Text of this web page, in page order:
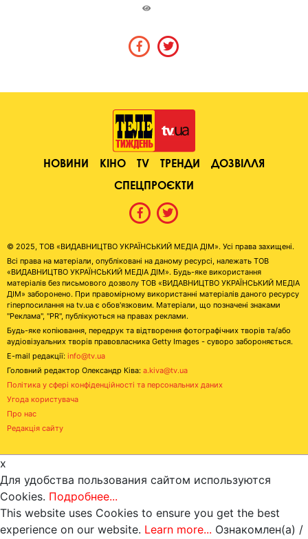
НОВИНИ КІНО TV ТРЕНДИ
ДОЗВІЛЛЯ
СПЕЦПРОЄКТИ
© 2025, ТОВ «ВИДАВНИЦТВО УКРАЇНСЬКИЙ МЕДІА ДІМ». Усі права захищені.
Всі права на матеріали, опубліковані на даному ресурсі, належать ТОВ
«ВИДАВНИЦТВО УКРАЇНСЬКИЙ МЕДІА ДІМ». Будь-яке використання
матеріалів без письмового дозволу ТОВ «ВИДАВНИЦТВО УКРАЇНСЬКИЙ МЕДІА
ДІМ» заборонено. При правомірному використанні матеріалів даного ресурсу
гіперпосилання на tv.ua є обов'язковим. Матеріали, що позначені знаками
"Реклама", "PR", публікуються на правах реклами.
Будь-яке копіювання, передрук та відтворення фотографічних творів та/або
аудіовізуальних творів правовласника Getty Images - суворо забороняється.
E-mail редакції: info@tv.ua
Головний редактор Олександр Ківа: a.kiva@tv.ua
Політика у сфері конфіденційності та персональних даних
Угода користувача
Про нас
Редакція сайту
x
Для удобства пользования сайтом используются
Cookies. Подробнее...
This website uses Cookies to ensure you get the best
experience on our website. Learn more... Ознакомлен(а) /